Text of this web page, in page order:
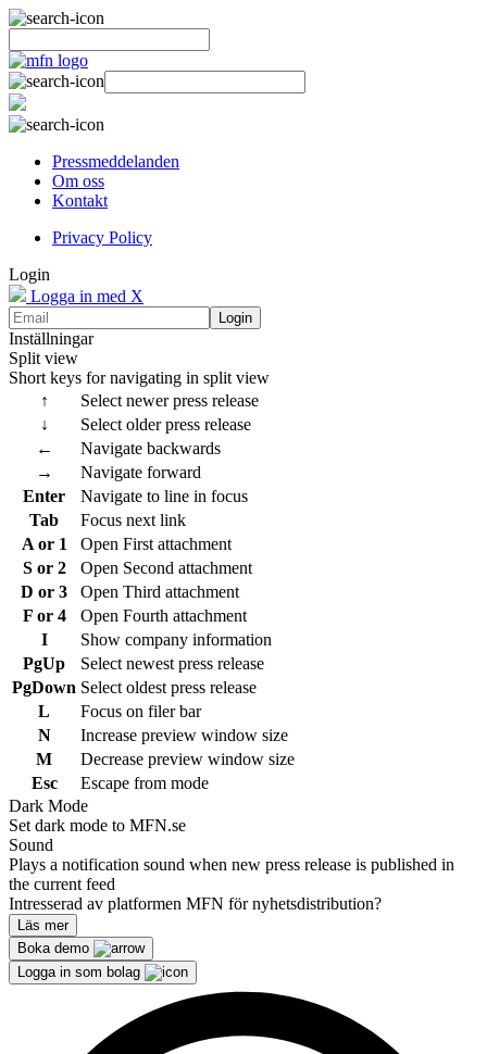
Pressmeddelanden
Om oss
Kontakt
Privacy Policy
Login
Logga in med X
Login
Inställningar
Split view
Short keys for navigating in split view
↑
Select newer press release
↓
Select older press release
←
Navigate backwards
→
Navigate forward
Enter
Navigate to line in focus
Tab
Focus next link
A or 1
Open First attachment
S or 2
Open Second attachment
D or 3
Open Third attachment
F or 4
Open Fourth attachment
I
Show company information
PgUp
Select newest press release
PgDown Select oldest press release
L
Focus on filer bar
N
Increase preview window size
M
Decrease preview window size
Esc
Escape from mode
Dark Mode
Set dark mode to MFN.se
Sound
Plays a notification sound when new press release is published in
the current feed
Intresserad av platformen MFN för nyhetsdistribution?
Läs mer
Boka demo
Logga in som bolag